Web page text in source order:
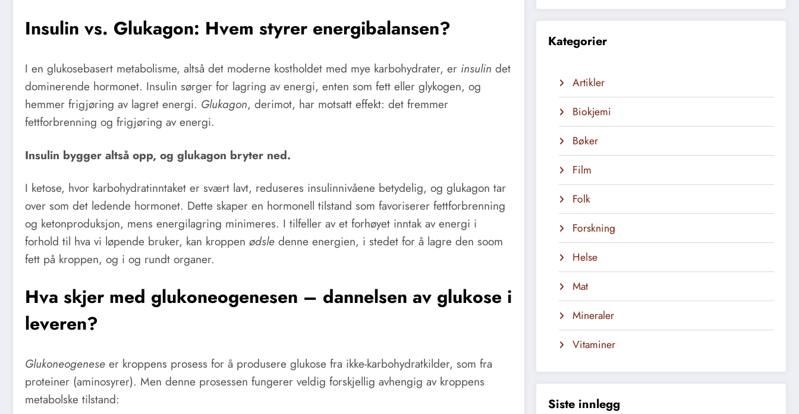
Insulin vs. Glukagon: Hvem styrer energibalansen?
I en glukosebasert metabolisme, altså det moderne kostholdet med mye karbohydrater, er insulin det
dominerende hormonet. Insulin sørger for lagring av energi, enten som fett eller glykogen, og
hemmer frigjøring av lagret energi. Glukagon, derimot, har motsatt effekt: det fremmer
fettforbrenning og frigjøring av energi.
Insulin bygger altså opp, og glukagon bryter ned.
I ketose, hvor karbohydratinntaket er svært lavt, reduseres insulinnivåene betydelig, og glukagon tar
over som det ledende hormonet. Dette skaper en hormonell tilstand som favoriserer fettforbrenning
og ketonproduksjon, mens energilagring minimeres. I tilfeller av et forhøyet inntak av energi i
forhold til hva vi løpende bruker, kan kroppen ødsle denne energien, i stedet for å lagre den soom
fett på kroppen, og i og rundt organer.
Hva skjer med glukoneogenesen – dannelsen av glukose i
leveren?
Glukoneogenese er kroppens prosess for å produsere glukose fra ikke-karbohydratkilder, som fra
proteiner (aminosyrer). Men denne prosessen fungerer veldig forskjellig avhengig av kroppens
metabolske tilstand:
Kategorier
Artikler
Biokjemi
Bøker
Film
Folk
Forskning
Helse
Mat
Mineraler
Vitaminer
Siste innlegg